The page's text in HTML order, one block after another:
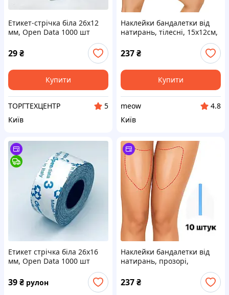
Етикет-стрічка біла 26х12
мм, Open Data 1000 шт
29₴
Купити
ТОРГТЕХЦЕНТР
5
Київ
Наклейки бандалетки від
натирань, тілесні, 15х12см,
237₴
Купити
meow
4.8
Київ
Етикет стрічка біла 26х16
мм, Open Data 1000 шт
39₴ рулон
Наклейки бандалетки від
натирань, прозорі,
237₴